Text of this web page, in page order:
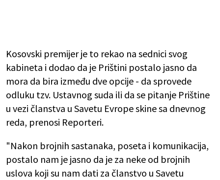
Kosovski premijer je to rekao na sednici svog
kabineta i dodao da je Prištini postalo jasno da
mora da bira između dve opcije - da sprovede
odluku tzv. Ustavnog suda ili da se pitanje Prištine
u vezi članstva u Savetu Evrope skine sa dnevnog
reda, prenosi Reporteri.
"Nakon brojnih sastanaka, poseta i komunikacija,
postalo nam je jasno da je za neke od brojnih
uslova koji su nam dati za članstvo u Savetu